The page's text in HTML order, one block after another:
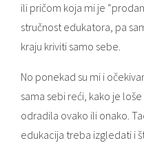
ili pričom koja mi je
stručnost edukatora, pa
kraju kriviti samo sebe.
No ponekad su mi i
sama sebi reći, kako je
odradila ovako ili onako.
edukacija treba izgledati i